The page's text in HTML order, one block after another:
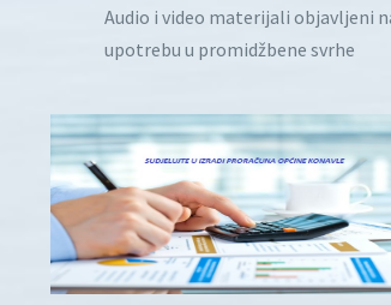
Audio i video materijali objavljeni
upotrebu u promidžbene svrhe